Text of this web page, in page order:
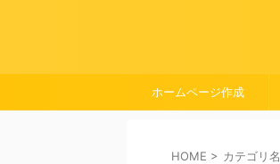
ホームページ作成
HOME > カテゴリ名